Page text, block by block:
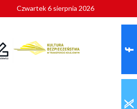
Czwartek 6 sierpnia 2026